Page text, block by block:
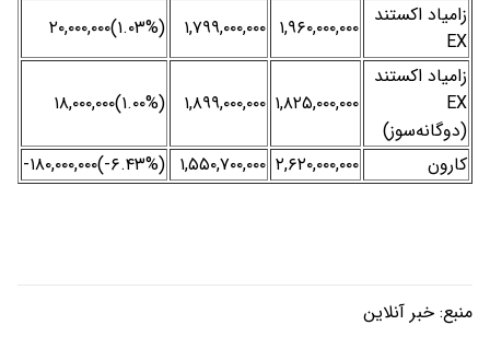
زامیاد اکستند
EX
۱,۹۶۰,۰۰۰,۰۰۰ ۱,۷۹۹,۰۰۰,۰۰۰
(‎۱.۰۳%‌)‎۲۰,۰۰۰,۰۰۰‌
زامیاد اکستند
EX
(دوگانه‌سوز)
۱,۸۲۵,۰۰۰,۰۰۰ ۱,۸۹۹,۰۰۰,۰۰۰ (‎۱.۰۰%‌)‎۱۸,۰۰۰,۰۰۰‌
کارون ۲,۶۲۰,۰۰۰,۰۰۰ ۱,۵۵۰,۷۰۰,۰۰۰ (‎-۶.۴۳%‌)‎-۱۸۰,۰۰۰,۰۰۰‌
منبع: خبر آنلاین